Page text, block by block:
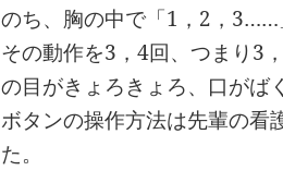
のち、胸の中で「1，2，3……
その動作を3，4回、つまり3
の目がきょろきょろ、口がば
ボタンの操作方法は先輩の看
た。